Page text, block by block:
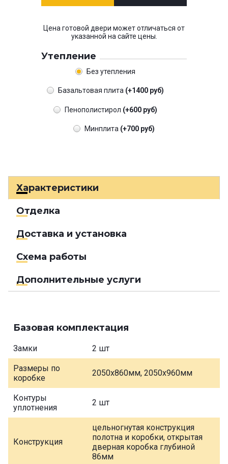
Цена готовой двери может отличаться от
указанной на сайте цены.
Утепление
Без утепления
Базальтовая плита (+1400 руб)
Пенополистирол (+600 руб)
Минплита (+700 руб)
Характеристики
Отделка
Доставка и установка
Схема работы
Дополнительные услуги
Базовая комплектация
Замки 2 шт
Размеры по
коробке
2050х860мм, 2050х960мм
Контуры
уплотнения
2 шт
Конструкция
цельногнутая конструкция
полотна и коробки, открытая
дверная коробка глубиной
86мм